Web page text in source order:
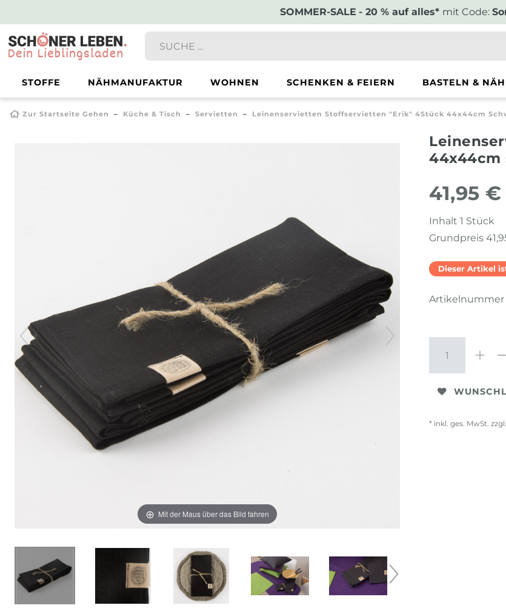
SOMMER-SALE - 20 % auf alles* mit Code:
STOFFE NÄHMANUFAKTUR WOHNEN SCHENKEN & FEIERN BASTELN &
Zur Startseite Gehen Küche & Tisch Servietten Leinenservietten Stoffservietten "Erik" 4Stück 44x44cm
Mit der Maus über das Bild fahren
44x44cm
41,95 €
Inhalt 1 Stück
Grundpreis
Dieser Artikel
Artikelnummer
* inkl. ges. MwSt. zzgl.